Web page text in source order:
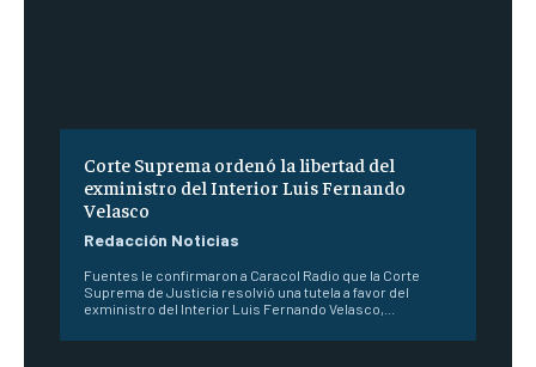
Corte Suprema ordenó la libertad del
exministro del Interior Luis Fernando
Velasco
Redacción Noticias
Fuentes le confirmaron a Caracol Radio que la Corte
Suprema de Justicia resolvió una tutela a favor del
exministro del Interior Luis Fernando Velasco,...